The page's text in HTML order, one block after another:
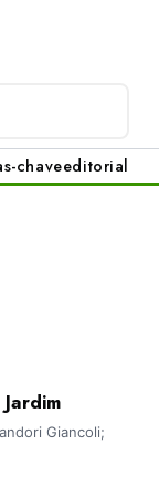
chaveeditorial
Giancoli;